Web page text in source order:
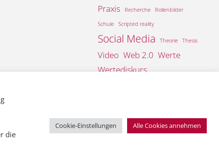
Praxis Recherche Rollenbilder
Schule Scripted reality
Social Media Theorie Thesis
Video Web 2.0 Werte
Wertediskurs
die
Cookie-Einstellungen Alle Cookies annehmen